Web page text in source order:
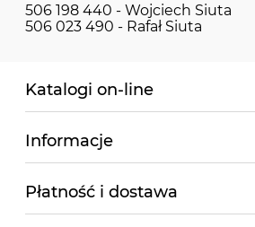
506 198 440 - Wojciech Siuta
506 023 490 - Rafał Siuta
Katalogi on-line
Informacje
Płatność i dostawa